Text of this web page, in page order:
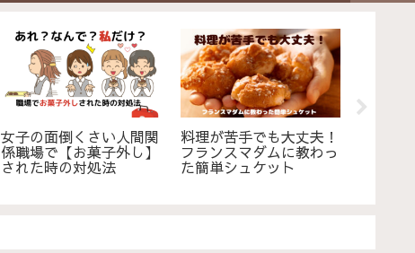
女子の面倒くさい人間関
係職場で【お菓子外し】
された時の対処法
料理が苦手でも大丈夫！
フランスマダムに教わっ
た簡単シュケット